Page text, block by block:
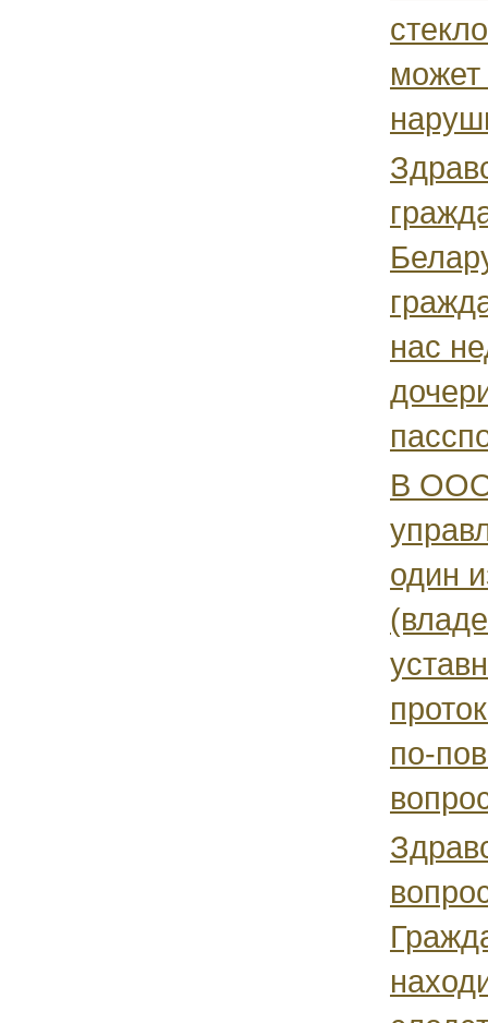
нас
В ООО
один
по-